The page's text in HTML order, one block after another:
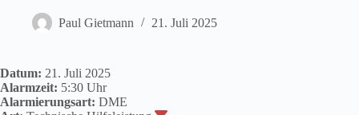
Paul Gietmann 21. Juli 2025
Datum: 21. Juli 2025
Alarmzeit: 5:30 Uhr
Alarmierungsart: DME